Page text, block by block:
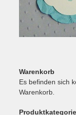
Warenkorb
Es befinden sich
Warenkorb.